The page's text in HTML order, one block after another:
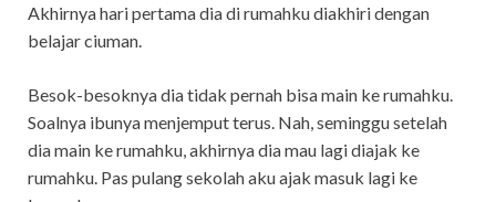
Akhirnya hari pertama dia di rumahku diakhiri dengan
belajar ciuman.
Besok-besoknya dia tidak pernah bisa main ke rumahku.
Soalnya ibunya menjemput terus. Nah, seminggu setelah
dia main ke rumahku, akhirnya dia mau lagi diajak ke
rumahku. Pas pulang sekolah aku ajak masuk lagi ke